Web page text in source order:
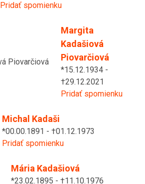
Pridať spomienku
Margita
Kadašiová
Piovarčiová
*15.12.1934 -
†29.12.2021
Pridať spomienku
Michal Kadaši
*00.00.1891 - †01.12.1973
Pridať spomienku
Mária Kadašiová
*23.02.1895 - †11.10.1976